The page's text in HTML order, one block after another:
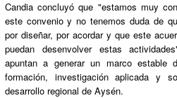
Candia concluyó que "estamos muy
este convenio y no tenemos duda de
por diseñar, por acordar y que este
puedan desenvolver estas
apuntan a generar un marco estable
formación, investigación aplicada y
desarrollo regional de Aysén.